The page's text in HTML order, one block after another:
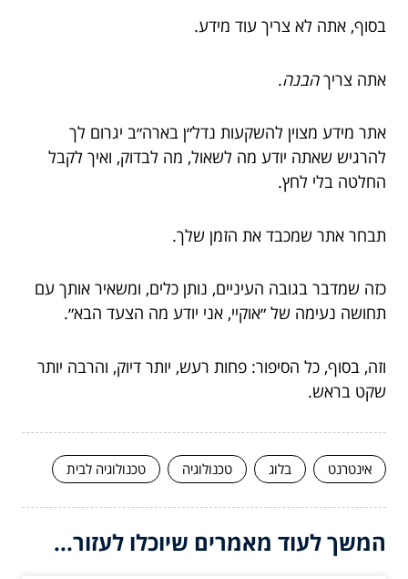
בסוף, אתה לא צריך עוד מידע.
אתה צריךהבנה.
אתר מידע מצוין להשקעות נדל״ן בארה״ב יגרום לך
להרגיש שאתה יודע מה לשאול, מה לבדוק, ואיך לקבל
החלטה בלי לחץ.
תבחר אתר שמכבד את הזמן שלך.
כזה שמדבר בגובה העיניים, נותן כלים, ומשאיר אותך עם
תחושה נעימה של ״אוקיי, אני יודע מה הצעד הבא״.
וזה, בסוף, כל הסיפור: פחות רעש, יותר דיוק, והרבה יותר
שקט בראש.
אינטרנט בלוג טכנולוגיה טכנולוגיה לבית
המשך לעוד מאמרים שיוכלו לעזור...